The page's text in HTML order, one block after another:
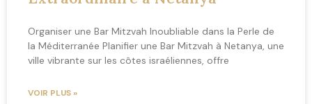
Organiser une Bar Mitzvah Inoubliable dans la Perle de
la Méditerranée Planifier une Bar Mitzvah à Netanya, une
ville vibrante sur les côtes israéliennes, offre
VOIR PLUS »